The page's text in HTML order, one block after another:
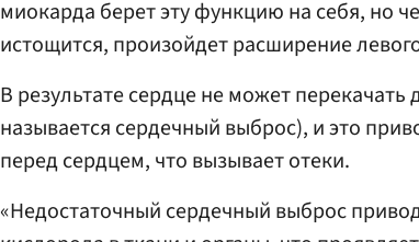
миокарда берет эту функцию на себя, но
истощится, произойдет расширение
В результате сердце не может
называется сердечный выброс), и это
перед сердцем, что вызывает отеки.
«Недостаточный сердечный выброс